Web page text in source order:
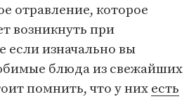
отравление, которое
возникнуть при
если изначально вы
блюда из свежайших
помнить, что у них есть